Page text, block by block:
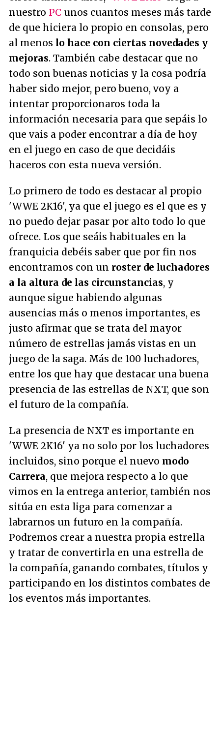
nuestro PC unos cuantos meses más tarde
de que hiciera lo propio en consolas, pero
al menos lo hace con ciertas novedades y
mejoras. También cabe destacar que no
todo son buenas noticias y la cosa podría
haber sido mejor, pero bueno, voy a
intentar proporcionaros toda la
información necesaria para que sepáis lo
que vais a poder encontrar a día de hoy
en el juego en caso de que decidáis
haceros con esta nueva versión.
Lo primero de todo es destacar al propio
'WWE 2K16', ya que el juego es el que es y
no puedo dejar pasar por alto todo lo que
ofrece. Los que seáis habituales en la
franquicia debéis saber que por fin nos
encontramos con un roster de luchadores
a la altura de las circunstancias, y
aunque sigue habiendo algunas
ausencias más o menos importantes, es
justo afirmar que se trata del mayor
número de estrellas jamás vistas en un
juego de la saga. Más de 100 luchadores,
entre los que hay que destacar una buena
presencia de las estrellas de NXT, que son
el futuro de la compañía.
La presencia de NXT es importante en
'WWE 2K16' ya no solo por los luchadores
incluidos, sino porque el nuevo modo
Carrera, que mejora respecto a lo que
vimos en la entrega anterior, también nos
sitúa en esta liga para comenzar a
labrarnos un futuro en la compañía.
Podremos crear a nuestra propia estrella
y tratar de convertirla en una estrella de
la compañía, ganando combates, títulos y
participando en los distintos combates de
los eventos más importantes.